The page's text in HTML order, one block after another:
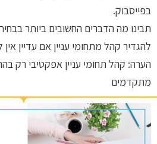
בפייסבוק.
תבינו מה הדברים החשובים ביותר
להגדיר קהל מתחומי עניין אם עדיין
הערה: קהל תחומי עניין אפקטיבי רק
מתקדמים